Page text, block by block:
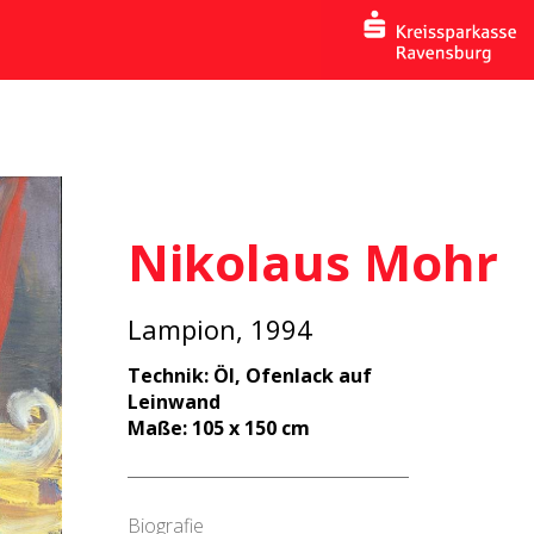
Nikolaus Mohr
Lampion, 1994
Technik: Öl, Ofenlack auf
Leinwand
Maße: 105 x 150 cm
Biografie